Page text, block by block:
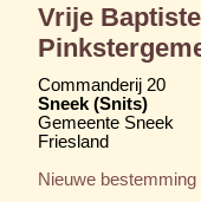
Vrije
Commanderij 20
Sneek (Snits)
Gemeente Sneek
Friesland
Nieuwe bestemming